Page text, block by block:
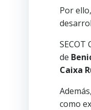
Por
de
Caixa
como